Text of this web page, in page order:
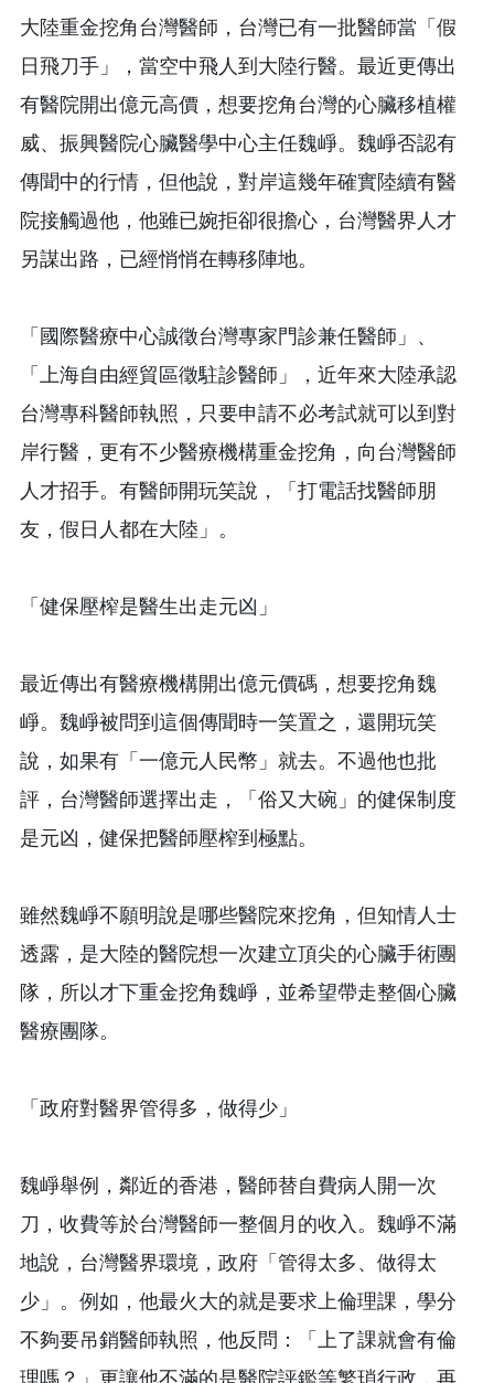
大陸重金挖角台灣醫師，台灣已有一批醫師當「假
日飛刀手」，當空中飛人到大陸行醫。最近更傳出
有醫院開出億元高價，想要挖角台灣的心臟移植權
威、振興醫院心臟醫學中心主任魏崢。魏崢否認有
傳聞中的行情，但他說，對岸這幾年確實陸續有醫
院接觸過他，他雖已婉拒卻很擔心，台灣醫界人才
另謀出路，已經悄悄在轉移陣地。
「國際醫療中心誠徵台灣專家門診兼任醫師」、
「上海自由經貿區徵駐診醫師」，近年來大陸承認
台灣專科醫師執照，只要申請不必考試就可以到對
岸行醫，更有不少醫療機構重金挖角，向台灣醫師
人才招手。有醫師開玩笑說，「打電話找醫師朋
友，假日人都在大陸」。
「健保壓榨是醫生出走元凶」
最近傳出有醫療機構開出億元價碼，想要挖角魏
崢。魏崢被問到這個傳聞時一笑置之，還開玩笑
說，如果有「一億元人民幣」就去。不過他也批
評，台灣醫師選擇出走，「俗又大碗」的健保制度
是元凶，健保把醫師壓榨到極點。
雖然魏崢不願明說是哪些醫院來挖角，但知情人士
透露，是大陸的醫院想一次建立頂尖的心臟手術團
隊，所以才下重金挖角魏崢，並希望帶走整個心臟
醫療團隊。
「政府對醫界管得多，做得少」
魏崢舉例，鄰近的香港，醫師替自費病人開一次
刀，收費等於台灣醫師一整個月的收入。魏崢不滿
地說，台灣醫界環境，政府「管得太多、做得太
少」。例如，他最火大的就是要求上倫理課，學分
不夠要吊銷醫師執照，他反問：「上了課就會有倫
理嗎？」更讓他不滿的是醫院評鑑等繁瑣行政，再